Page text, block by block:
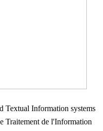
Textual Information systems
Traitement de l'Information